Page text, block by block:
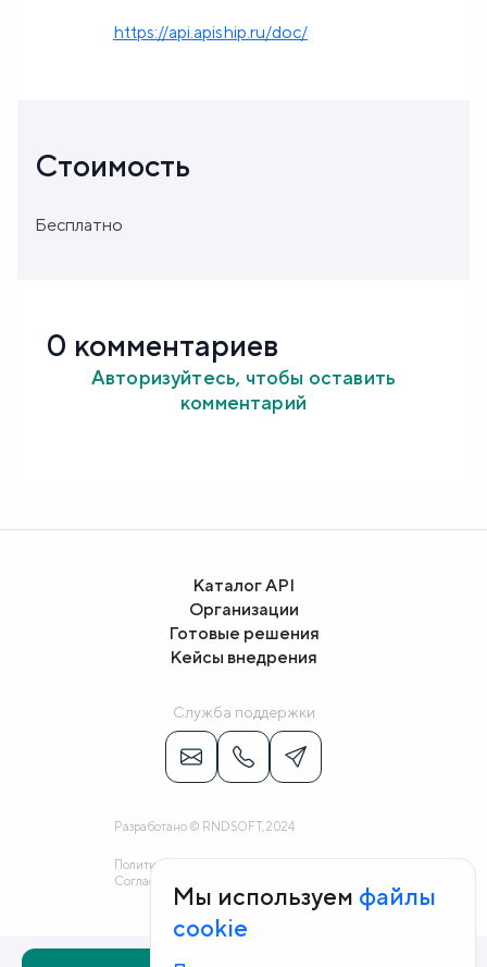
https://api.apiship.ru/doc/
Стоимость
Бесплатно
0 комментариев
Авторизуйтесь, чтобы оставить
комментарий
Каталог API
Организации
Готовые решения
Кейсы внедрения
Служба поддержки
Разработано © RNDSOFT, 2024
Политика конфиденциальности
Согласие на обработку персональных данных
Мы используем файлы
cookie